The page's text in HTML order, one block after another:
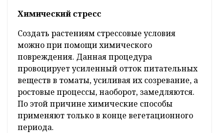
Химический стресс
Создать растениям стрессовые условия
можно при помощи химического
повреждения. Данная процедура
провоцирует усиленный отток питательных
веществ в томаты, усиливая их созревание, а
ростовые процессы, наоборот, замедляются.
По этой причине химические способы
применяют только в конце вегетационного
периода.